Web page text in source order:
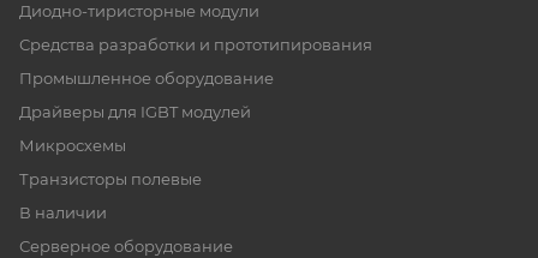
Диодно-тиристорные модули
Средства разработки и прототипирования
Промышленное оборудование
Драйверы для IGBT модулей
Микросхемы
Транзисторы полевые
В наличии
Серверное оборудование